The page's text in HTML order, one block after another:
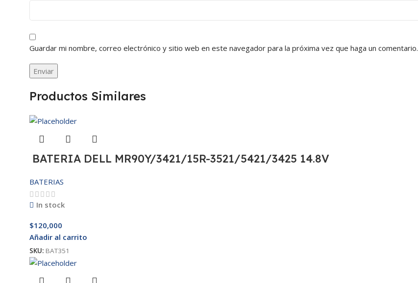
Guardar mi nombre, correo electrónico y sitio web en este navegador para la próxima vez que haga un comentario.
Productos Similares
BATERIA DELL MR90Y/3421/15R-3521/5421/3425 14.8V
BATERIAS
In stock
$120,000
Añadir al carrito
SKU: BAT351